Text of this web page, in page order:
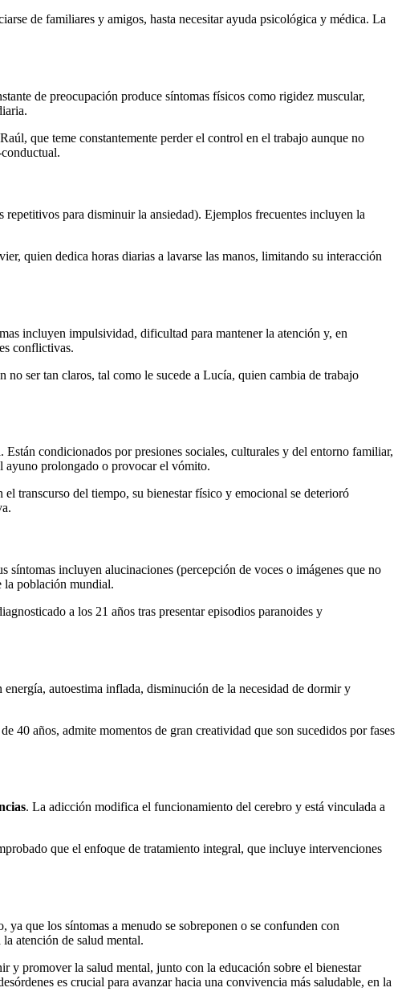
de familiares y amigos, hasta necesitar ayuda psicológica y médica. La
de preocupación produce síntomas físicos como rigidez muscular,
que teme constantemente perder el control en el trabajo aunque no
repetitivos para disminuir la ansiedad). Ejemplos frecuentes incluyen la
quien dedica horas diarias a lavarse las manos, limitando su interacción
incluyen impulsividad, dificultad para mantener la atención y, en
conflictivas.
ser tan claros, tal como le sucede a Lucía, quien cambia de trabajo
condicionados por presiones sociales, culturales y del entorno familiar,
ayuno prolongado o provocar el vómito.
transcurso del tiempo, su bienestar físico y emocional se deterioró
síntomas incluyen alucinaciones (percepción de voces o imágenes que no
la población mundial.
a los 21 años tras presentar episodios paranoides y
autoestima inflada, disminución de la necesidad de dormir y
40 años, admite momentos de gran creatividad que son sucedidos por fases
. La adicción modifica el funcionamiento del cerebro y está vinculada a
que el enfoque de tratamiento integral, que incluye intervenciones
que los síntomas a menudo se sobreponen o se confunden con
atención de salud mental.
y promover la salud mental, junto con la educación sobre el bienestar
es crucial para avanzar hacia una convivencia más saludable, en la